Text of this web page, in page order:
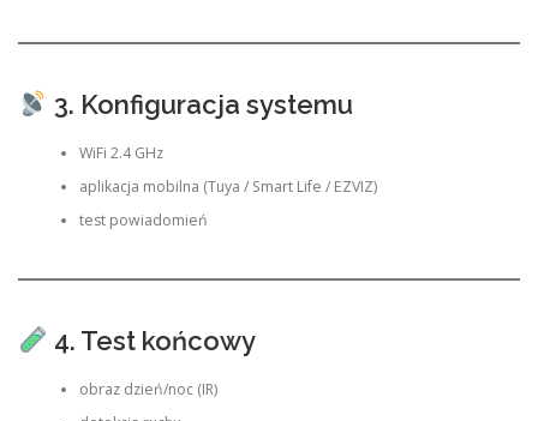
3. Konfiguracja systemu
WiFi 2.4 GHz
aplikacja mobilna (Tuya / Smart Life / EZVIZ)
test powiadomień
4. Test końcowy
obraz dzień/noc (IR)